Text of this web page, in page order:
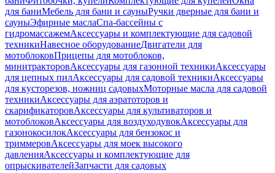
для баниМебель для бани и сауныРучки дверные для бани и
сауныЭфирные маслаСпа-бассейны с
гидромассажемАксессуары и комплектующие для садовой
техникиНавесное оборудованиеДвигатели для
мотоблоковПрицепы для мотоблоков,
минитракторовАксессуары для газонной техникиАксессуары
для цепных пилАксессуары для садовой техникиАксессуары
для кусторезов, ножниц садовыхМоторные масла для садовой
техникиАксессуары для аэратоторов и
скарификаторовАксессуары для культиваторов и
мотоблоковАксессуары для воздуходувокАксессуары для
газонокосилокАксессуары для бензокос и
триммеровАксессуары для моек высокого
давленияАксессуары и комплектующие для
опрыскивателейЗапчасти для садовых